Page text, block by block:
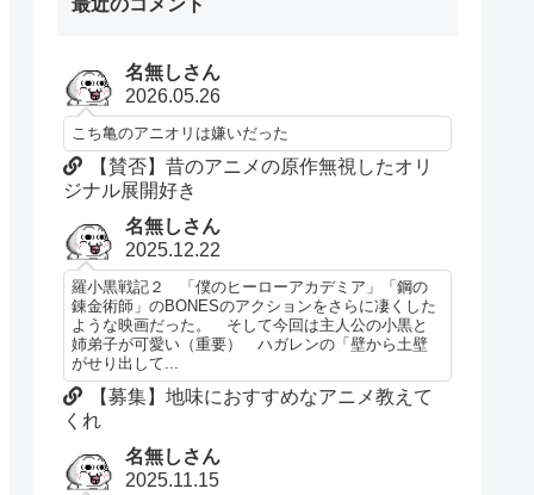
名無しさん
2026.05.26
こち亀のアニオリは嫌いだった
【賛否】昔のアニメの原作無視したオリ
ジナル展開好き
名無しさん
2025.12.22
羅小黒戦記２ 「僕のヒーローアカデミア」「鋼の
錬金術師」のBONESのアクションをさらに凄くした
ような映画だった。 そして今回は主人公の小黒と
姉弟子が可愛い（重要） ハガレンの「壁から土壁
がせり出して...
【募集】地味におすすめなアニメ教えて
くれ
名無しさん
2025.11.15